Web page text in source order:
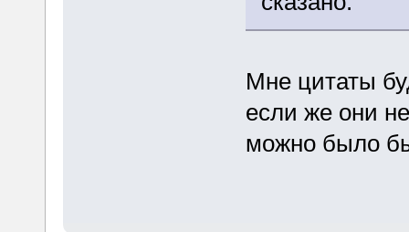
Мне цитаты
если же они
можно было